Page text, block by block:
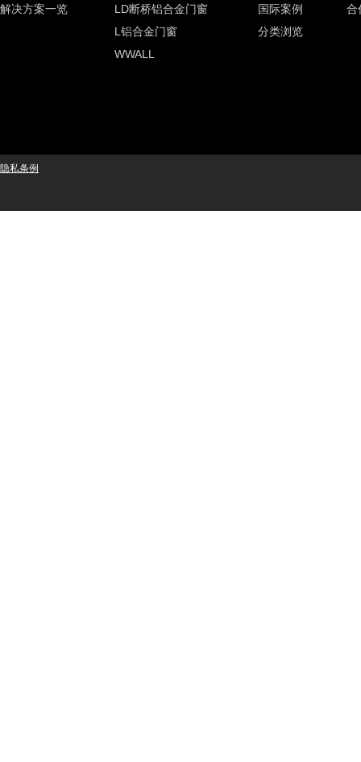
解决方案一览
LD断桥铝合金门窗 国际案例
合
L铝合金门窗
分类浏览
WWALL
隐私条例